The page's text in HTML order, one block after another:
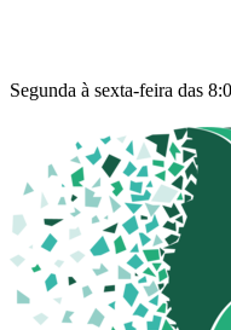
Segunda à sexta-feira das